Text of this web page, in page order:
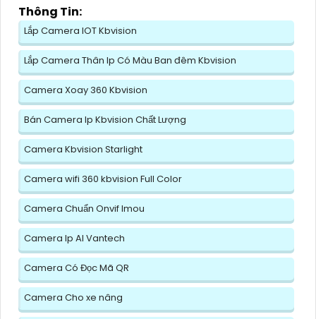
Thông Tin:
Lắp Camera IOT Kbvision
Lắp Camera Thân Ip Có Màu Ban đêm Kbvision
Camera Xoay 360 Kbvision
Bán Camera Ip Kbvision Chất Lượng
Camera Kbvision Starlight
Camera wifi 360 kbvision Full Color
Camera Chuẩn Onvif Imou
Camera Ip AI Vantech
Camera Có Đọc Mã QR
Camera Cho xe nâng